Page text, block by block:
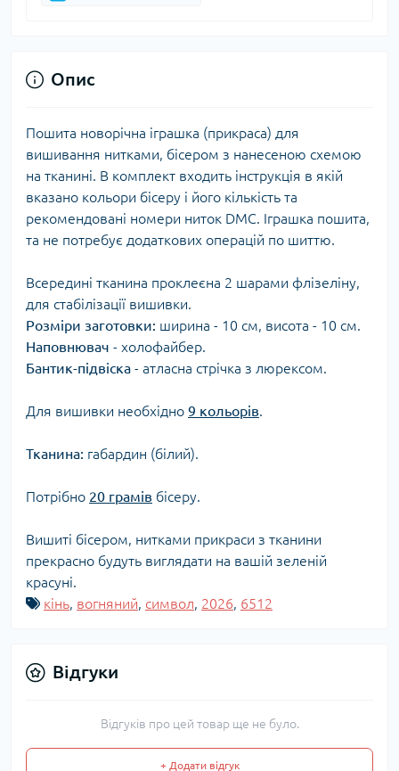
Опис
Пошита новорічна іграшка (прикраса) для
вишивання нитками, бісером з нанесеною схемою
на тканині. В комплект входить інструкція в якій
вказано кольори бісеру і його кількість та
рекомендовані номери ниток DMC. Іграшка пошита,
та не потребує додаткових операцій по шиттю.
Всередині тканина проклеєна 2 шарами флізеліну,
для стабілізації вишивки.
Розміри заготовки: ширина - 10 см, висота - 10 см.
Наповнювач - холофайбер.
Бантик-підвіска - атласна стрічка з люрексом.
Для вишивки необхідно 9 кольорів.
Тканина: габардин (білий).
Потрібно 20 грамів бісеру.
Вишиті бісером, нитками прикраси з тканини
прекрасно будуть виглядати на вашій зеленій
красуні.
кінь, вогняний, символ, 2026, 6512
Відгуки
Відгуків про цей товар ще не було.
+ Додати відгук